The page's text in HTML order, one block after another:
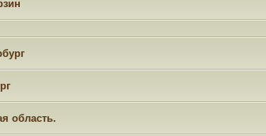
область.